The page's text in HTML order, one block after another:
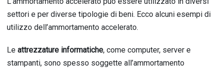
settori e per diverse tipologie di beni. Ecco alcuni esempi di
utilizzo dell’ammortamento accelerato.
Le attrezzature informatiche, come computer, server e
stampanti, sono spesso soggette all’ammortamento